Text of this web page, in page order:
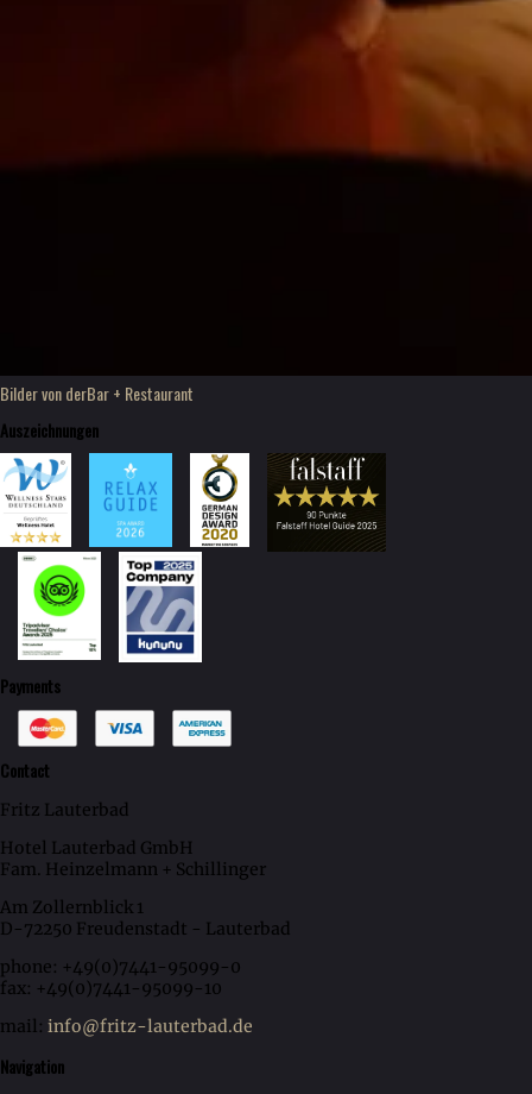
Bilder von derBar + Restaurant
Auszeichnungen
Payments
Contact
Fritz Lauterbad
Hotel Lauterbad GmbH
Fam. Heinzelmann + Schillinger
Am Zollernblick 1
D-72250 Freudenstadt - Lauterbad
phone: +49(0)7441-95099-0
fax: +49(0)7441-95099-10
mail: info@fritz-lauterbad.de
Navigation